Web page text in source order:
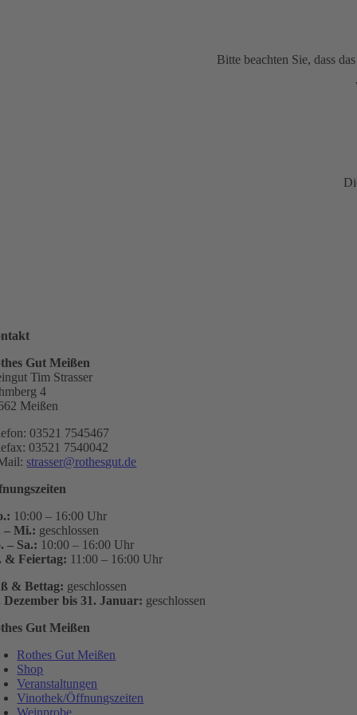
Bitte beachten Sie, dass
Gut Meißen
Tim Strasser
4
Meißen
03521 7545467
03521 7540042
strasser@rothesgut.de
10:00 – 16:00 Uhr
– Mi.: geschlossen
– Sa.: 10:00 – 16:00 Uhr
& Feiertag: 11:00 – 16:00 Uhr
& Bettag: geschlossen
Dezember bis 31. Januar: geschlossen
Gut Meißen
Rothes Gut Meißen
Shop
Veranstaltungen
Vinothek/Öffnungszeiten